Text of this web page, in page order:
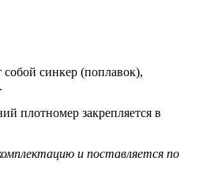
синкер (поплавок),
плотномер закрепляется в
и поставляется по